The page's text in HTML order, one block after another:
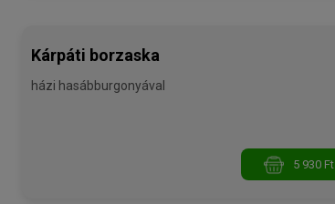
Kárpáti borzaska
házi hasábburgonyával
5 930 Ft